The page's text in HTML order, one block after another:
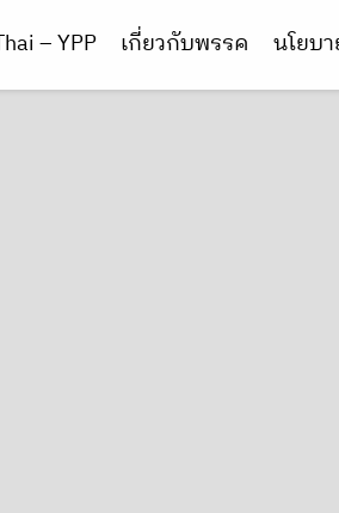
– YPP เกี่ยวกับพรรค นโยบ